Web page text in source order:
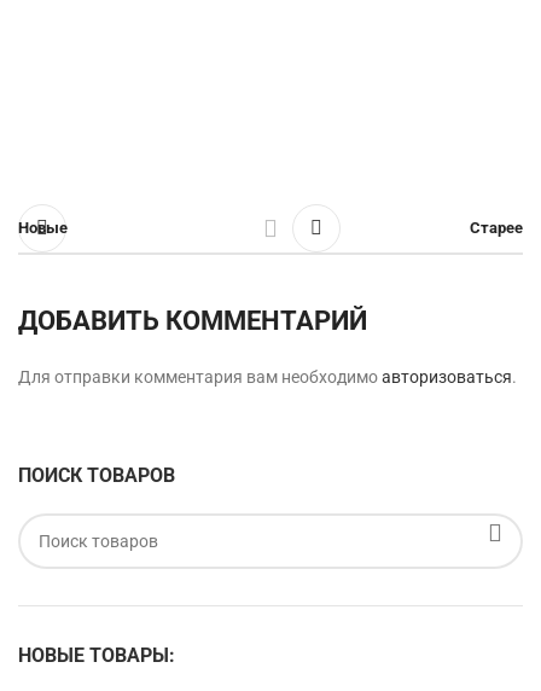
Новые Старее
ДОБАВИТЬ КОММЕНТАРИЙ
Для отправки комментария вам необходимоавторизоваться.
ПОИСК ТОВАРОВ
НОВЫЕ ТОВАРЫ: